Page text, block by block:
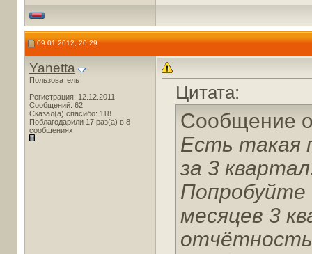
09.01.2012, 20:29
Yanetta
Пользователь
Регистрация: 12.12.2011
Сообщений: 62
Сказал(а) спасибо: 118
Поблагодарили 17 раз(а) в 8
сообщениях
Цитата:
Сообщение
Есть такая
за 3
Попробуйте
месяцев 3
отчётность